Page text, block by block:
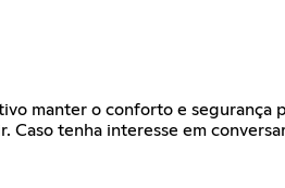
manter o conforto e segurança
Caso tenha interesse em